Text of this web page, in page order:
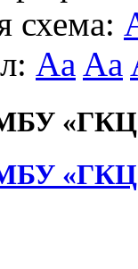
схема:
Aa Aa